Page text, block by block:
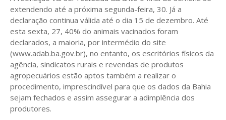
extendendo até a próxima segunda-feira, 30. Já a
declaração continua válida até o dia 15 de dezembro. Até
esta sexta, 27, 40% do animais vacinados foram
declarados, a maioria, por intermédio do site
(www.adab.ba.gov.br), no entanto, os escritórios físicos da
agência, sindicatos rurais e revendas de produtos
agropecuários estão aptos também a realizar o
procedimento, imprescindível para que os dados da Bahia
sejam fechados e assim assegurar a adimplência dos
produtores.